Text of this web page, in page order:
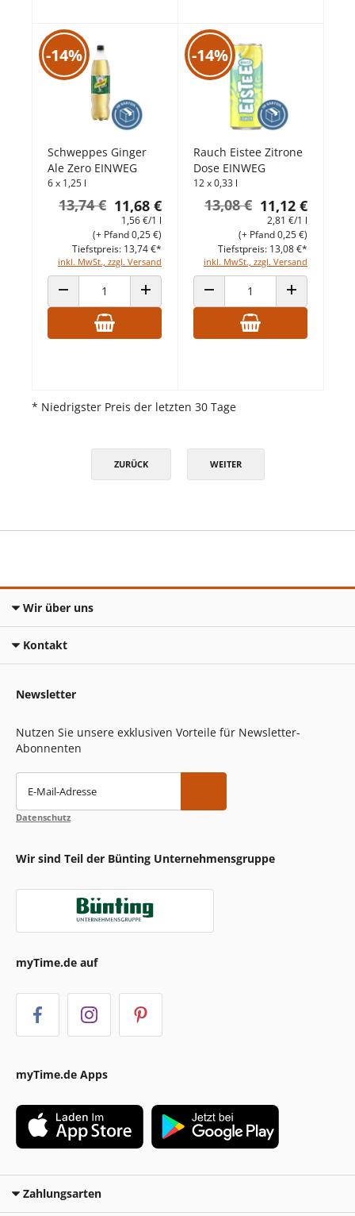
-14%
Schweppes Ginger
Ale Zero EINWEG
6 x 1,25 l
11,68 €
13,74 €
1,56 €/1 l
inkl. MwSt., zzgl. Versand
(+ Pfand 0,25 €)
Tiefstpreis: 13,74 €*
ANZAHL VERRINGERNANZAHL ERHÖHEN
-14%
Rauch Eistee Zitrone
Dose EINWEG
12 x 0,33 l
11,12 €
13,08 €
2,81 €/1 l
inkl. MwSt., zzgl. Versand
(+ Pfand 0,25 €)
Tiefstpreis: 13,08 €*
ANZAHL VERRINGERNANZAHL
* Niedrigster Preis der letzten 30 Tage
ZURÜCK WEITER
Wir über uns
Kontakt
Newsletter
Nutzen Sie unsere exklusiven Vorteile für Newsletter-
Abonnenten
E-Mail-Adresse
Datenschutz
Wir sind Teil der Bünting Unternehmensgruppe
myTime.de auf
myTime.de Apps
Zahlungsarten